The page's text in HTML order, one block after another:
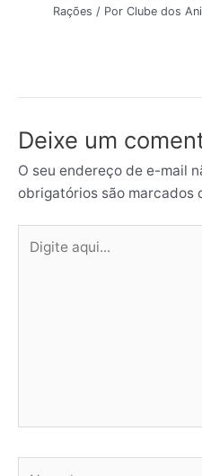
Rações / Por Clube dos
Deixe um
O seu endereço de e-mail
obrigatórios são marcados
aqui...